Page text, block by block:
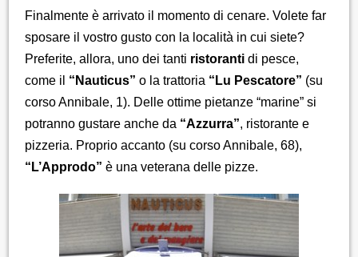
Finalmente è arrivato il momento di cenare. Volete far
sposare il vostro gusto con la località in cui siete?
Preferite, allora, uno dei tanti ristoranti di pesce,
come il “Nauticus” o la trattoria “Lu Pescatore” (su
corso Annibale, 1). Delle ottime pietanze “marine” si
potranno gustare anche da “Azzurra”, ristorante e
pizzeria. Proprio accanto (su corso Annibale, 68),
“L’Approdo” è una veterana delle pizze.